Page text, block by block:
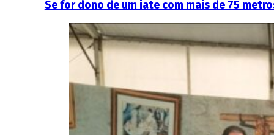
Se for dono de um iate com mais de 75